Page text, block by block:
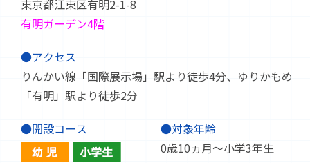
東京都江東区有明2-1-8
有明ガーデン4階
●アクセス
りんかい線「国際展示場」駅より徒歩4分、ゆりかもめ
「有明」駅より徒歩2分
●開設コース
●対象年齢
0歳10ヵ月～小学3年生